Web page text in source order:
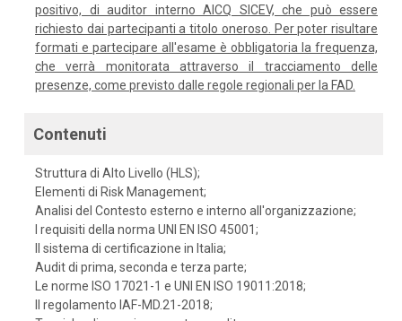
positivo, di auditor interno AICQ SICEV, che può essere
richiesto dai partecipanti a titolo oneroso. Per poter risultare
formati e partecipare all'esame è obbligatoria la frequenza,
che verrà monitorata attraverso il tracciamento delle
presenze, come previsto dalle regole regionali per la FAD.
Contenuti
Struttura di Alto Livello (HLS);
Elementi di Risk Management;
Analisi del Contesto esterno e interno all'organizzazione;
I requisiti della norma UNI EN ISO 45001;
Il sistema di certificazione in Italia;
Audit di prima, seconda e terza parte;
Le norme ISO 17021-1 e UNI EN ISO 19011:2018;
Il regolamento IAF-MD.21-2018;